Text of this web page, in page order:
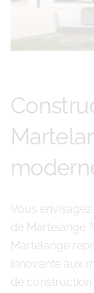
Vous
de Martelange
Martelange
innovante aux
de